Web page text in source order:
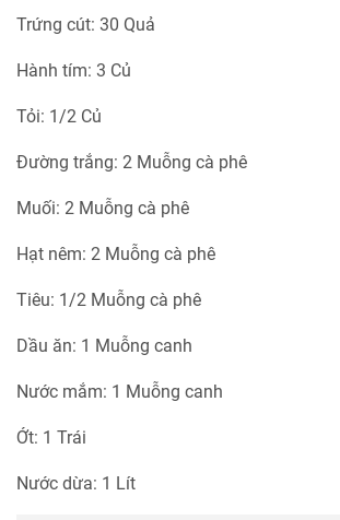
Trứng cút: 30 Quả
Hành tím: 3 Củ
Tỏi: 1/2 Củ
Đường trắng: 2 Muỗng cà phê
Muối: 2 Muỗng cà phê
Hạt nêm: 2 Muỗng cà phê
Tiêu: 1/2 Muỗng cà phê
Dầu ăn: 1 Muỗng canh
Nước mắm: 1 Muỗng canh
Ớt: 1 Trái
Nước dừa: 1 Lít